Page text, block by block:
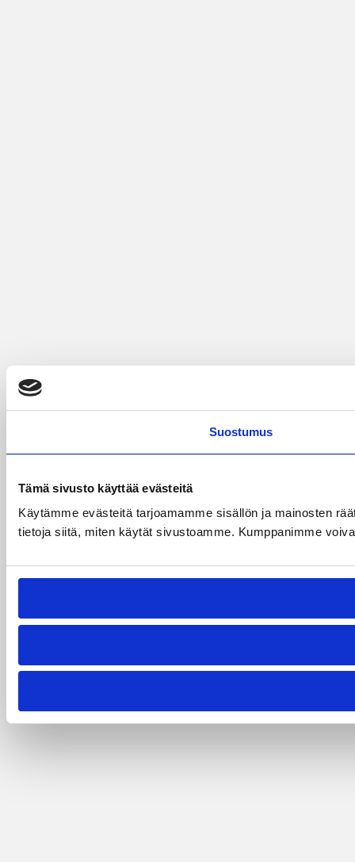
Suostumus
Tämä sivusto käyttää evästeitä
Käytämme evästeitä tarjoamamme sisällön ja mainosten
tietoja siitä, miten käytät sivustoamme. Kumppanimme